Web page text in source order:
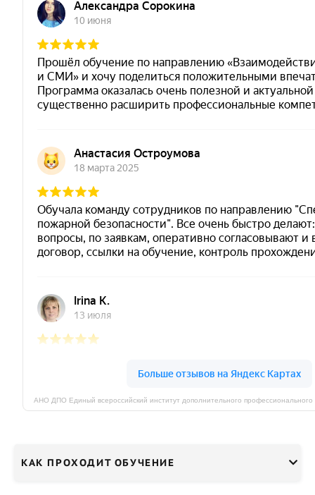
КАК ПРОХОДИТ ОБУЧЕНИЕ